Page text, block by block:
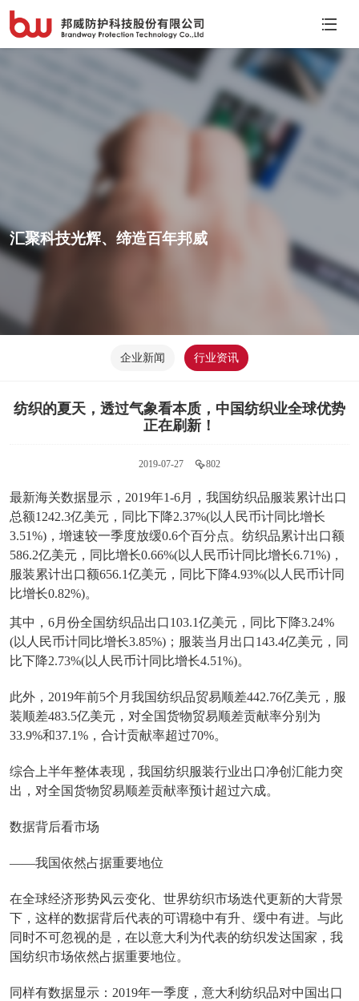
汇聚科技光辉、缔造百年邦威
企业新闻 行业资讯
纺织的夏天，透过气象看本质，中国纺织业全球优势
正在刷新！
2019-07-27 802
最新海关数据显示，2019年1-6月，我国纺织品服装累计出口
总额1242.3亿美元，同比下降2.37%(以人民币计同比增长
3.51%)，增速较一季度放缓0.6个百分点。纺织品累计出口额
586.2亿美元，同比增长0.66%(以人民币计同比增长6.71%)，
服装累计出口额656.1亿美元，同比下降4.93%(以人民币计同
比增长0.82%)。
其中，6月份全国纺织品出口103.1亿美元，同比下降3.24%
(以人民币计同比增长3.85%)；服装当月出口143.4亿美元，同
比下降2.73%(以人民币计同比增长4.51%)。
此外，2019年前5个月我国纺织品贸易顺差442.76亿美元，服
装顺差483.5亿美元，对全国货物贸易顺差贡献率分别为
33.9%和37.1%，合计贡献率超过70%。
综合上半年整体表现，我国纺织服装行业出口净创汇能力突
出，对全国货物贸易顺差贡献率预计超过六成。
数据背后看市场
——我国依然占据重要地位
在全球经济形势风云变化、世界纺织市场迭代更新的大背景
下，这样的数据背后代表的可谓稳中有升、缓中有进。与此
同时不可忽视的是，在以意大利为代表的纺织发达国家，我
国纺织市场依然占据重要地位。
同样有数据显示：2019年一季度，意大利纺织品对中国出口